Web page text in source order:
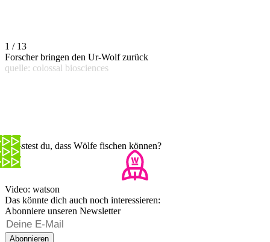
1 / 13
Forscher bringen den Ur-Wolf zurück
quelle: colossal biosciences
Wusstest du, dass Wölfe fischen können?
Video: watson
Das könnte dich auch noch interessieren:
Abonniere unseren Newsletter
Abonnieren